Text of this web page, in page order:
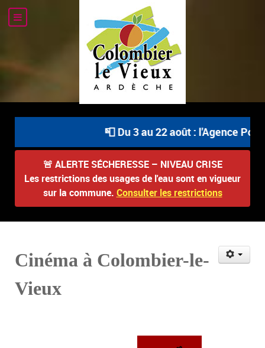
📮 Du 3 au 22 août : l'Agence
🚨 ALERTE SÉCHERESSE – NIVEAU CRISE
Les restrictions des usages de l'eau sont en vigueur
sur la commune. Consulter les restrictions
Cinéma à Colombier-le-
Vieux